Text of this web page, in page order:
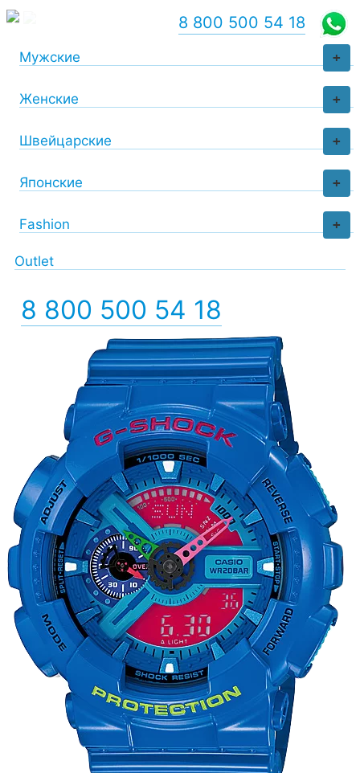
+
Мужские
+
Женские
+
Швейцарские
+
Японские
+
Fashion
Outlet
8 800 500 54 18
8 800 500 54 18